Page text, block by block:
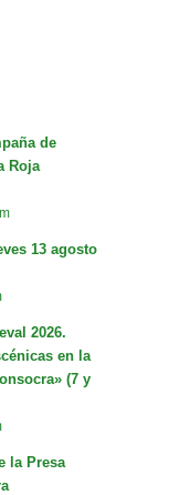
de
Roja
13 agosto
2026.
en la
(7 y
la Presa